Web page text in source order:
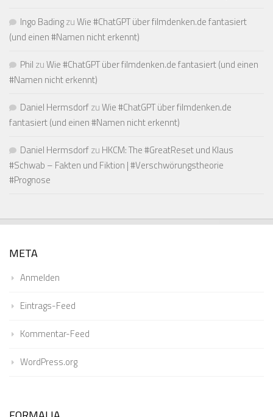
Ingo BadingzuWie #ChatGPT über filmdenken.de fantasiert
(und einen #Namen nicht erkennt)
Phil zuWie #ChatGPT über filmdenken.de fantasiert (und einen
#Namen nicht erkennt)
Daniel HermsdorfzuWie #ChatGPT über filmdenken.de
fantasiert (und einen #Namen nicht erkennt)
Daniel Hermsdorfzu HKCM: The #GreatReset und Klaus
#Schwab – Fakten und Fiktion | #Verschwörungstheorie
#Prognose
META
Anmelden
Eintrags-Feed
Kommentar-Feed
WordPress.org